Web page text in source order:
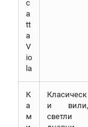
c
a
tt
a
V
io
la
К
а
м
Класическ
и вили,
светли